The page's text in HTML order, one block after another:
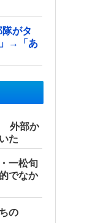
がタ
」→「あ
外部か
た
一松旬
でなか
の